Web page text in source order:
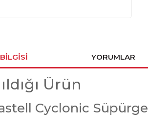
YORUMLAR
Ürün
Cyclonic Süpürge